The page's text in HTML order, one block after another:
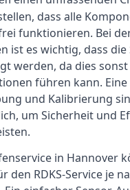
dass alle
funktionieren. Bei
ist es wichtig, dass
werden, da dies sonst
führen kann.
und Kalibrierung
um Sicherheit und
in Hannover
den RDKS-Service je